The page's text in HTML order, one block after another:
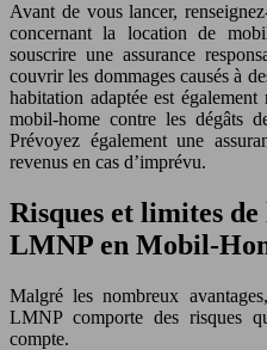
Avant de vous lancer,
concernant la location de
souscrire une assurance
couvrir les dommages causés à
habitation adaptée est
mobil-home contre les dégâts
Prévoyez également une
revenus en cas d’imprévu.
Risques et limites de
LMNP en Mobil-
Malgré les nombreux
LMNP comporte des risques
compte.